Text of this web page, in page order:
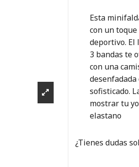
Esta
con un
deportivo. El
3 bandas te
con una
sofisticado.
mostrar tu
elastano
¿Tienes dudas